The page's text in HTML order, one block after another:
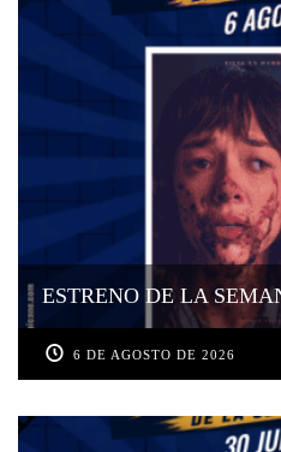
ESTRENO DE LA
6 DE AGOSTO DE 2026